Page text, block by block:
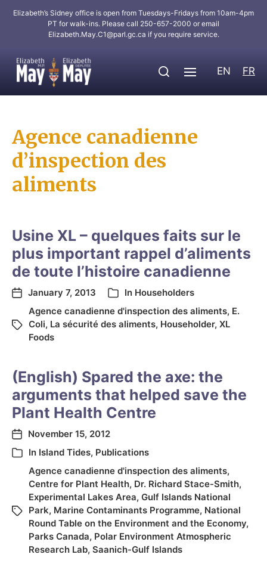
Elizabeth’s Sidney office is open from Tuesdays-Fridays from 10am-4pm
PT for walk-ins. Please call 250-657-2000 or email
Elizabeth.May.C1@parl.gc.ca if you require service.
EN FR
Agence canadienne
d’inspection des
aliments
Usine XL – quelques faits sur le
plus important rappel d’aliments
de toute l’histoire canadienne
January 7, 2013 In Householders
Agence canadienne d'inspection des aliments, E.
Coli, La sécurité des aliments, Householder, XL
Foods
(English) Spared the axe: the
arguments that helped save the
Plant Health Centre
November 15, 2012
In Island Tides, Publications
Agence canadienne d'inspection des aliments,
Centre for Plant Health, Dr. Richard Stace-Smith,
Experimental Lakes Area, Gulf Islands National
Park, Marine Contaminants Programme, National
Round Table on the Environment and the Economy,
Parks Canada, Polar Environment Atmospheric
Research Lab, Saanich-Gulf Islands